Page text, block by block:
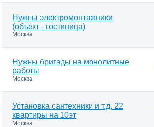
Нужны электромонтажники
(объект - гостиница)
Москва
Нужны бригады на монолитные
работы
Москва
Установка сантехники и т.д. 22
квартиры на 10эт
Москва